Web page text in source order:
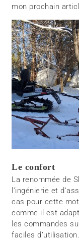
mon prochain
Le confort
La renommée de
l’ingénierie et
cas pour cette
comme il est
les commandes
faciles